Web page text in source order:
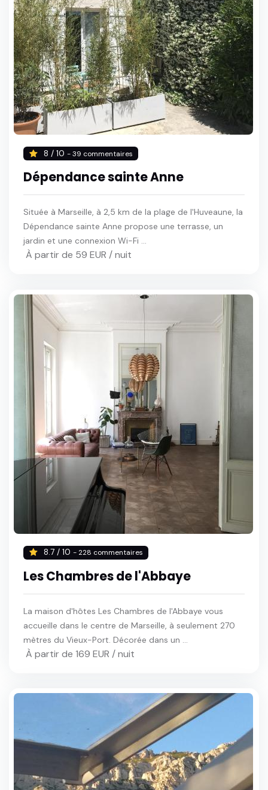
8 / 10 - 39 commentaires
Dépendance sainte Anne
Située à Marseille, à 2,5 km de la plage de l'Huveaune, la
Dépendance sainte Anne propose une terrasse, un
jardin et une connexion Wi-Fi ...
À partir de 59 EUR / nuit
8.7 / 10 - 228 commentaires
Les Chambres de l'Abbaye
La maison d'hôtes Les Chambres de l'Abbaye vous
accueille dans le centre de Marseille, à seulement 270
mètres du Vieux-Port. Décorée dans un ...
À partir de 169 EUR / nuit